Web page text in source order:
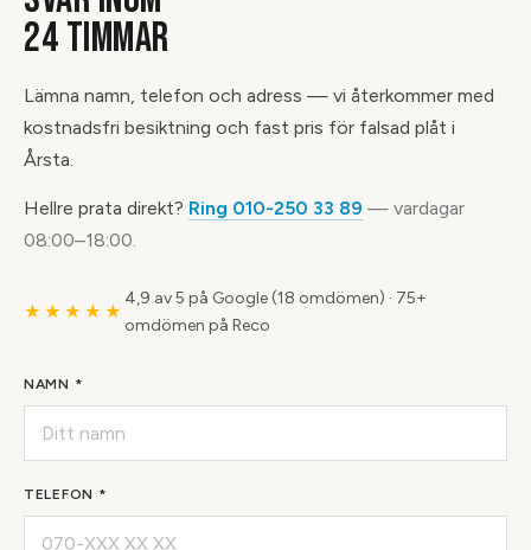
24 TIMMAR
Lämna namn, telefon och adress — vi återkommer med
kostnadsfri besiktning och fast pris för falsad plåt i
Årsta.
Hellre prata direkt? Ring 010-250 33 89 — vardagar
08:00–18:00.
★★★★★
4,9 av 5 på Google (18 omdömen) · 75+
omdömen på Reco
NAMN *
TELEFON *